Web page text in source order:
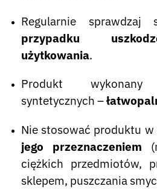
Regularnie
przypadku
użytkowania.
Produkt
syntetycznych –
Nie stosować produktu w
jego przeznaczeniem
ciężkich przedmiotów,
sklepem, puszczania